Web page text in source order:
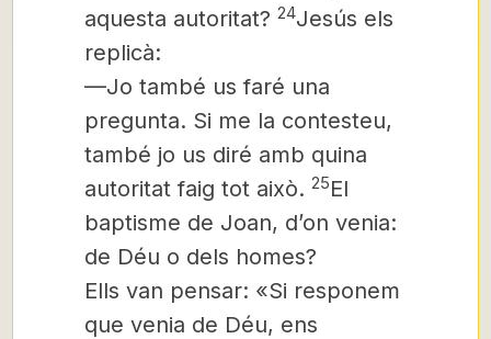
aquesta autoritat? 24Jesús els
replicà:
—Jo també us faré una
pregunta. Si me la contesteu,
també jo us diré amb quina
autoritat faig tot això. 25El
baptisme de Joan, d’on venia:
de Déu o dels homes?
Ells van pensar: «Si responem
que venia de Déu, ens